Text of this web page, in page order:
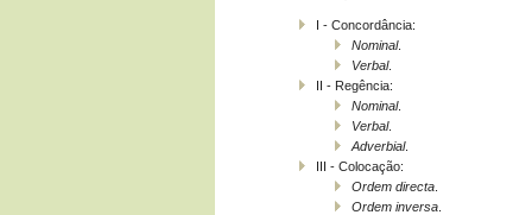
I - Concordância:
Nominal.
Verbal.
II - Regência:
Nominal.
Verbal.
Adverbial.
III - Colocação:
Ordem directa
Ordem inversa